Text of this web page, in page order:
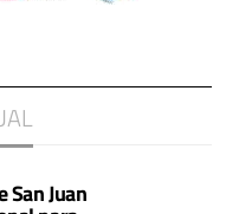
San Juan